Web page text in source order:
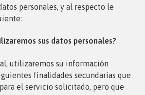
personales, y al respecto le
sus datos personales?
utilizaremos su información
finalidades secundarias que
para el servicio solicitado, pero que